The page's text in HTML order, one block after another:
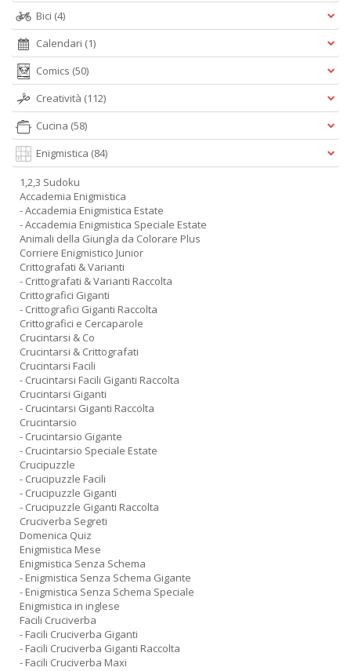
Bici (4)
Calendari (1)
Comics (50)
Creatività (112)
Cucina (58)
Enigmistica (84)
1,2,3 Sudoku
Accademia Enigmistica
- Accademia Enigmistica Estate
- Accademia Enigmistica Speciale Estate
Animali della Giungla da Colorare Plus
Corriere Enigmistico Junior
Crittografati & Varianti
- Crittografati & Varianti Raccolta
Crittografici Giganti
- Crittografici Giganti Raccolta
Crittografici e Cercaparole
Crucintarsi & Co
Crucintarsi & Crittografati
Crucintarsi Facili
- Crucintarsi Facili Giganti Raccolta
Crucintarsi Giganti
- Crucintarsi Giganti Raccolta
Crucintarsio
- Crucintarsio Gigante
- Crucintarsio Speciale Estate
Crucipuzzle
- Crucipuzzle Facili
- Crucipuzzle Giganti
- Crucipuzzle Giganti Raccolta
Cruciverba Segreti
Domenica Quiz
Enigmistica Mese
Enigmistica Senza Schema
- Enigmistica Senza Schema Gigante
- Enigmistica Senza Schema Speciale
Enigmistica in inglese
Facili Cruciverba
- Facili Cruciverba Giganti
- Facili Cruciverba Giganti Raccolta
- Facili Cruciverba Maxi